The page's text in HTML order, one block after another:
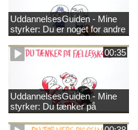
UddannelsesGuiden - Mine
styrker: Du er noget for andre
00:35
UddannelsesGuiden - Mine
styrker: Du tænker på
fællesskabet